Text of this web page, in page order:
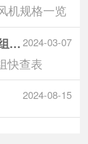
机规格一览
2024-03-07
台湾卡固KAKU P2通风过滤网组快查表
快查表
2024-08-15